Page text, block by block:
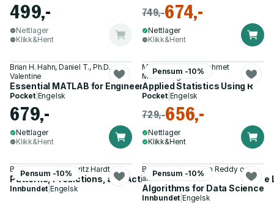
499,-
Nettlager
Klikk&Hent
749,-674,-
Nettlager
Klikk&Hent
Brian H. Hahn, Daniel T., Ph.D.
Valentine
Essential MATLAB for Engineers and Scientists
Pocket| Engelsk
679,-
Nettlager
Klikk&Hent
Pensum -10%
Matthias Mittner, Mehmet
Mehmetoglu
Applied Statistics Using R
Pocket| Engelsk
729,-656,-
Nettlager
Klikk&Hent
Pensum -10%
Benjamin Recht, Moritz Hardt
Patterns, Predictions, and Actions – Foundations of Machine
Innbundet |Engelsk
Pensum -10%
Brian Steele, Swarna Reddy og 1
annen
Algorithms for Data Science
Innbundet |Engelsk